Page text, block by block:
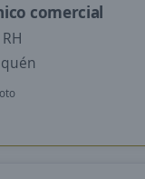
comercial